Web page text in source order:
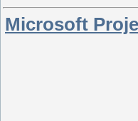
Microsoft